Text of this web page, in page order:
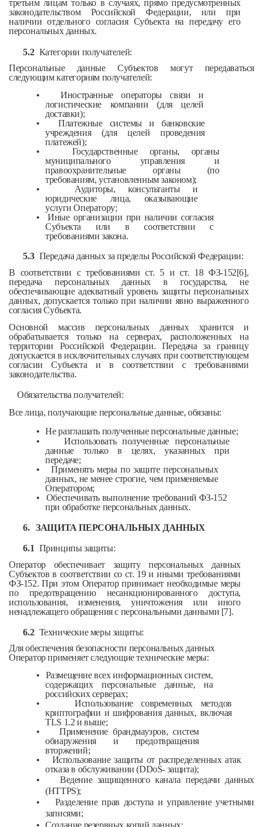
третьим лицам только в случаях, прямо предусмотренных
законодательством Российской Федерации, или при
наличии отдельного согласия Субъекта на передачу его
персональных данных.
5.2 Категории получателей:
Персональные данные Субъектов могут передаваться
следующим категориям получателей:
•
Иностранные операторы связи и
логистические компании (для целей
доставки);
•
Платежные системы и банковские
учреждения (для целей проведения
платежей);
•
Государственные органы, органы
муниципального управления и
правоохранительные органы (по
требованиям, установленным законом);
•
Аудиторы, консультанты и
юридические лица, оказывающие
услуги Оператору;
•
Иные организации при наличии согласия
Субъекта или в соответствии с
требованиями закона.
5.3 Передача данных за пределы Российской Федерации:
В соответствии с требованиями ст. 5 и ст. 18 ФЗ-152[6],
передача персональных данных в государства, не
обеспечивающие адекватный уровень защиты персональных
данных, допускается только при наличии явно выраженного
согласия Субъекта.
Основной массив персональных данных хранится и
обрабатывается только на серверах, расположенных на
территории Российской Федерации. Передача за границу
допускается в исключительных случаях при соответствующем
согласии Субъекта и в соответствии с требованиями
законодательства.
Обязательства получателей:
Все лица, получающие персональные данные, обязаны:
•
Не разглашать полученные персональные данные;
•
Использовать полученные персональные
данные только в целях, указанных при
передаче;
•
Применять меры по защите персональных
данных, не менее строгие, чем применяемые
Оператором;
•
Обеспечивать выполнение требований ФЗ-152
при обработке персональных данных.
6. ЗАЩИТА ПЕРСОНАЛЬНЫХ ДАННЫХ
6.1 Принципы защиты:
Оператор обеспечивает защиту персональных данных
Субъектов в соответствии со ст. 19 и иными требованиями
ФЗ-152. При этом Оператор принимает необходимые меры
по предотвращению несанкционированного доступа,
использования, изменения, уничтожения или иного
ненадлежащего обращения с персональными данными [7].
6.2 Технические меры защиты:
Для обеспечения безопасности персональных данных
Оператор применяет следующие технические меры:
•
Размещение всех информационных систем,
содержащих персональные данные, на
российских серверах;
•
Использование современных методов
криптографии и шифрования данных, включая
TLS 1.2 и выше;
•
Применение брандмауэров, систем
обнаружения и предотвращения
вторжений;
•
Использование защиты от распределенных атак
отказа в обслуживании (DDoS- защита);
•
Ведение защищенного канала передачи данных
(HTTPS);
•
Разделение прав доступа и управление учетными
записями;
•
Создание резервных копий данных;